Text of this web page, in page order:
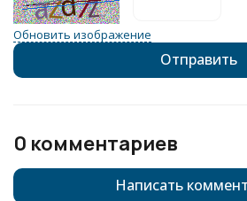
Обновить изображение
0 комментариев
Написать